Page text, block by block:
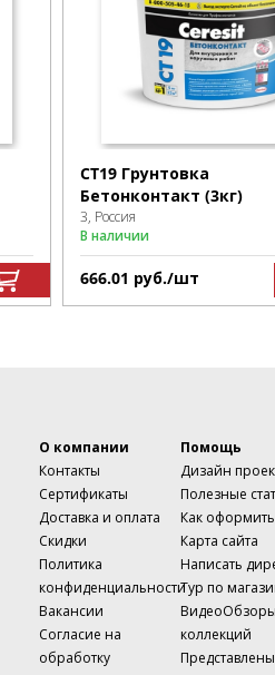
CT19 Грунтовка
Бетонконтакт (3кг)
3, Россия
В наличии
666.01 руб./шт
О компании
Контакты
Сертификаты
Доставка и оплата
Скидки
Политика
конфиденциальности
Вакансии
Согласие на
обработку
Помощь
Дизайн
Полезные
Как оформить
Карта сайта
Написать
Тур по
ВидеоОбзоры
коллекций